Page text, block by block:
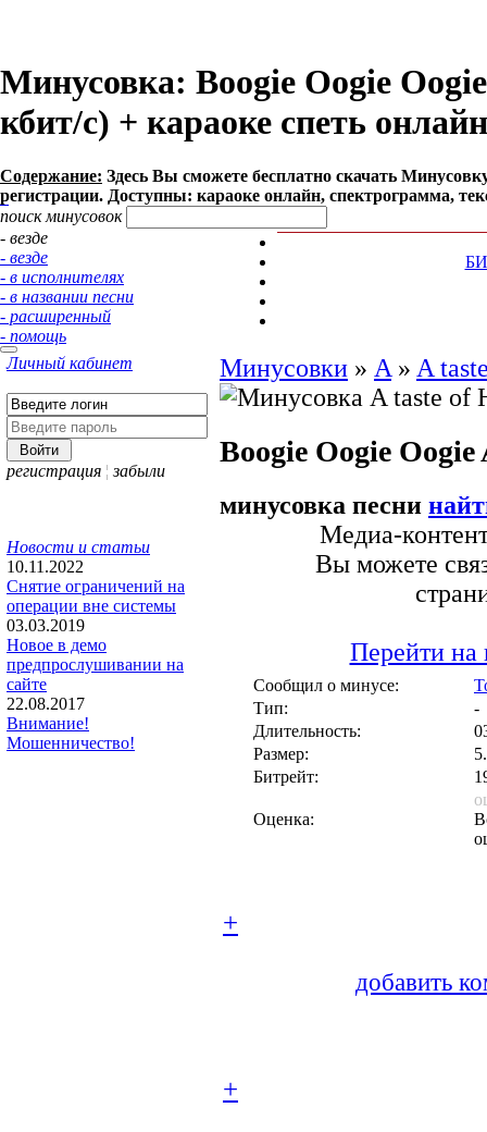
Минусовка: Boogie Oogie
кбит/с) + караоке спеть онлайн
Содержание: Здесь Вы сможете бесплатно cкачать
регистрации. Доступны: караоке онлайн, спектрограмма,
поиск минусовок
- везде
- везде
- в исполнителях
- в названии песни
- расширенный
- помощь
Личный кабинет
регистрация ¦ забыли
Новости и статьи
10.11.2022
Снятие ограничений на
операции вне системы
03.03.2019
Новое в демо
предпрослушивании на
сайте
22.08.2017
Внимание!
Мошенничество!
Минусовки » A » A
Boogie Oogie Oogie
минусовка песни
Медиа-
Вы можете
Перейти на
Сообщил о минусе:
Тип:
-
Длительность:
Размер:
Битрейт:
Оценка:
+
добавить
+